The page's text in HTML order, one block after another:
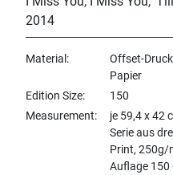
2014
Material
Offset-
Papier
Edition Size
150
Measurement
je 59,4 x 42
Serie aus
Print, 250g/
Auflage 150